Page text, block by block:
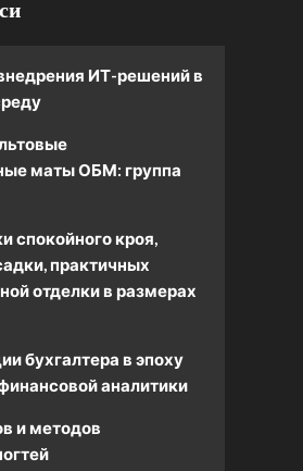
ИТ-решений в
маты ОБМ: группа
спокойного кроя,
практичных
отделки в размерах
бухгалтера в эпоху
аналитики
и методов